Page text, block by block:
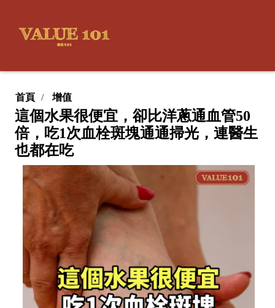
首頁 增值
這個水果很便宜，卻比洋蔥通血管50
倍，吃1次血栓斑塊通通掃光，連醫生
也都在吃